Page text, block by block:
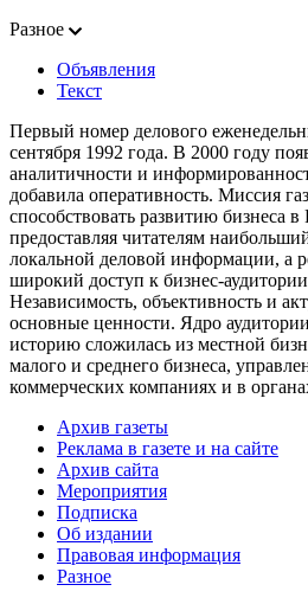
Разное
Объявления
Текст
Первый номер делового
сентября 1992 года. В 2000 году
аналитичности и
добавила оперативность. Миссия
способствовать развитию бизнеса в
предоставляя читателям
локальной деловой информации, а
широкий доступ к бизнес-
Независимость, объективность и
основные ценности. Ядро
историю сложилась из местной
малого и среднего бизнеса,
коммерческих компаниях и в
Архив газеты
Реклама в газете и на сайте
Архив сайта
Мероприятия
Подписка
Об издании
Правовая информация
Разное